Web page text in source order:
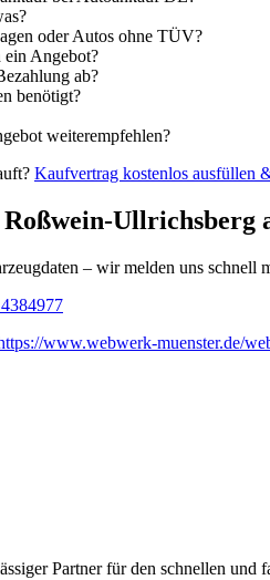
oder Autos ohne TÜV?
ein Angebot?
ab?
benötigt?
weiterempfehlen?
Kaufvertrag kostenlos ausfüllen
Ullrichsberg
– wir melden uns
www.webwerk-muenster.de/
Partner für den schnellen und